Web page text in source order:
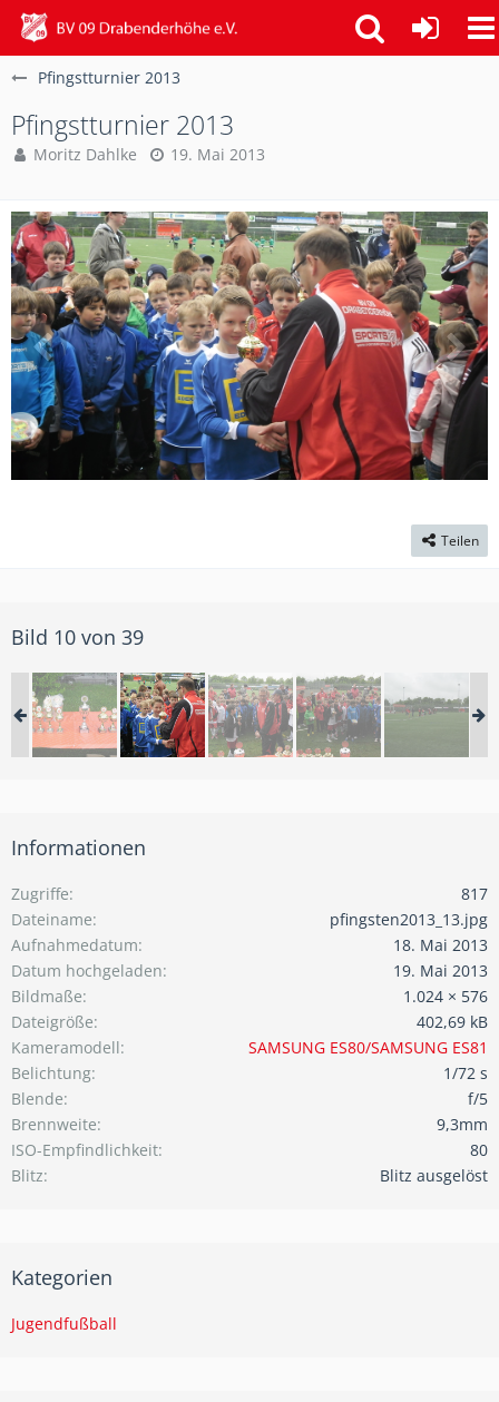
Pfingstturnier 2013
Pfingstturnier 2013
Moritz Dahlke 19. Mai 2013
Teilen
Bild 10 von 39
Informationen
Zugriffe
817
Dateiname
pfingsten2013_13.jpg
Aufnahmedatum
18. Mai 2013
Datum hochgeladen
19. Mai 2013
Bildmaße
1.024 × 576
Dateigröße
402,69 kB
Kameramodell
SAMSUNG ES80/SAMSUNG ES81
Belichtung
1/72 s
Blende
f/5
Brennweite
9,3mm
ISO-Empfindlichkeit
80
Blitz
Blitz ausgelöst
Kategorien
Jugendfußball